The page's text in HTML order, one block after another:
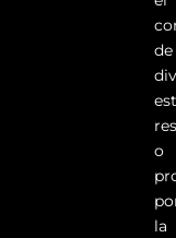
de
o
la